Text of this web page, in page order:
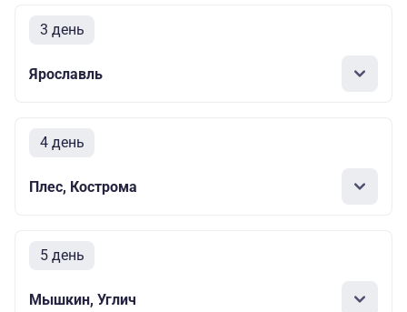
3 день
Ярославль
4 день
Плес, Кострома
5 день
Мышкин, Углич